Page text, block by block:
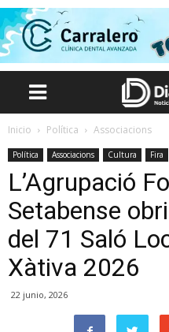
Inicio Política Associacions
Política Associacions Cultura Fira
L’Agrupació
Setabense
del 71 Saló
Xàtiva 2026
22 junio, 2026